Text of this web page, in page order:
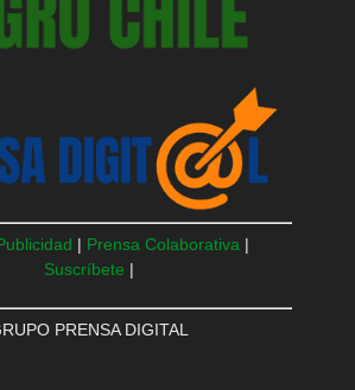
| Prensa Colaborativa |
Suscríbete |
PRENSA DIGITAL